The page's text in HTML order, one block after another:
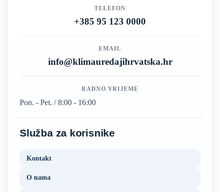
TELEFON
+385 95 123 0000
EMAIL
info@klimauredajihrvatska.hr
RADNO VRIJEME
Pon. - Pet. / 8:00 - 16:00
Služba za korisnike
Kontakt
O nama